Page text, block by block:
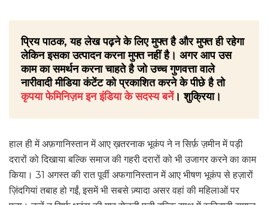
प्रिय पाठक, यह लेख पढ़ने के लिए मुफ्त है और मुफ्त ही रहेगा
लेकिन इसका उत्पादन करना मुफ्त नहीं है। अगर आप उस
काम का समर्थन करना चाहते है जो उच्च गुणवत्ता वाले
नारीवादी मीडिया कंटेंट को प्रकाशित करने के पीछे है तो
कृपया फेमिनिज़म इन इंडिया के सदस्य बनें। शुक्रिया।
हाल ही में अफ़गानिस्तान में आए ख़तरनाक भूकंप ने न सिर्फ़ ज़मीन में पड़ी
दरारों को दिखाया बल्कि समाज की गहरी दरारों को भी उजागर करने का काम
किया। 31 अगस्त की रात पूर्वी अफगानिस्तान में आए भीषण भूकंप से हज़ारों
ज़िंदगियां तबाह हो गईं, इसमें भी सबसे ज़्यादा असर वहां की महिलाओं पर